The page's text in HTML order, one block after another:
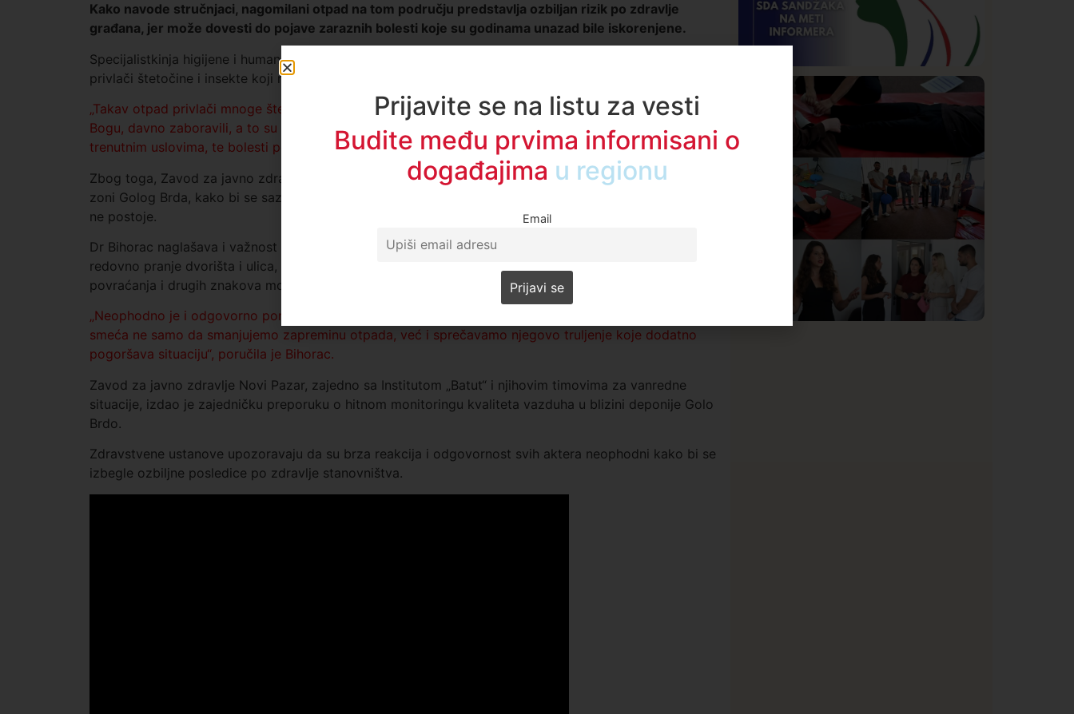
Kako navode stručnjaci, nagomilani otpad na tom području predstavlja ozbiljan rizik po zdravlje
građana, jer može dovesti do pojave zaraznih bolesti koje su godinama unazad bile iskorenjene.
Specijalistkinja higijene i humane ekologije dr Selma Bihorac upozorava da otpad u takvom stanju
privlači štetočine i insekte koji mogu biti prenosioci opasnih bolesti.
„Takav otpad privlači mnoge štetočine i insekte koji mogu biti uzročnici zaraznih bolesti koje smo, hvala
Bogu, davno zaboravili, a to su tifus, kolera, leptospiroza i druge gastrointestinalne infekcije. U
trenutnim uslovima, te bolesti ponovo predstavljaju rizik“, istakla je dr Bihorac.
Zbog toga, Zavod za javno zdravlje uputio je preporuku da se hitno postavi merna stanica upravo u
zoni Golog Brda, kako bi se saznalo stvarno stanje kvaliteta vazduha, budući da za sada takvi podaci
ne postoje.
Dr Bihorac naglašava i važnost preventivnog delovanja građana: pojačana lična higijena, dezinfekcija,
redovno pranje dvorišta i ulica, ali i pažljivo praćenje simptoma poput povišene temperature, proliva,
povraćanja i drugih znakova mogućih infekcija, ključni su za zaštitu zdravlja.
„Neophodno je i odgovorno ponašanje u vezi sa upravljanjem otpadom. Odvajanjem čistog i organskog
smeća ne samo da smanjujemo zapreminu otpada, već i sprečavamo njegovo truljenje koje dodatno
pogoršava situaciju“, poručila je Bihorac.
Zavod za javno zdravlje Novi Pazar, zajedno sa Institutom „Batut“ i njihovim timovima za vanredne
situacije, izdao je zajedničku preporuku o hitnom monitoringu kvaliteta vazduha u blizini deponije Golo
Brdo.
Zdravstvene ustanove upozoravaju da su brza reakcija i odgovornost svih aktera neophodni kako bi se
izbegle ozbiljne posledice po zdravlje stanovništva.
Politika 170
Organizacija žena SDA Sandžaka osudila
tekst Informera o Anisi Fetahović i Adeli
Prijavite se na listu za vesti
Budite među prvima informisani o
događajima u regionu
Email